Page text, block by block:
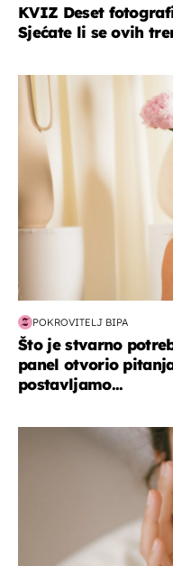
KVIZ Deset
Sjećate li se ovih
moda & ljepota
POKROVITELJ BIPA
Što je stvarno
panel otvorio
postavljamo...
moda & ljepota